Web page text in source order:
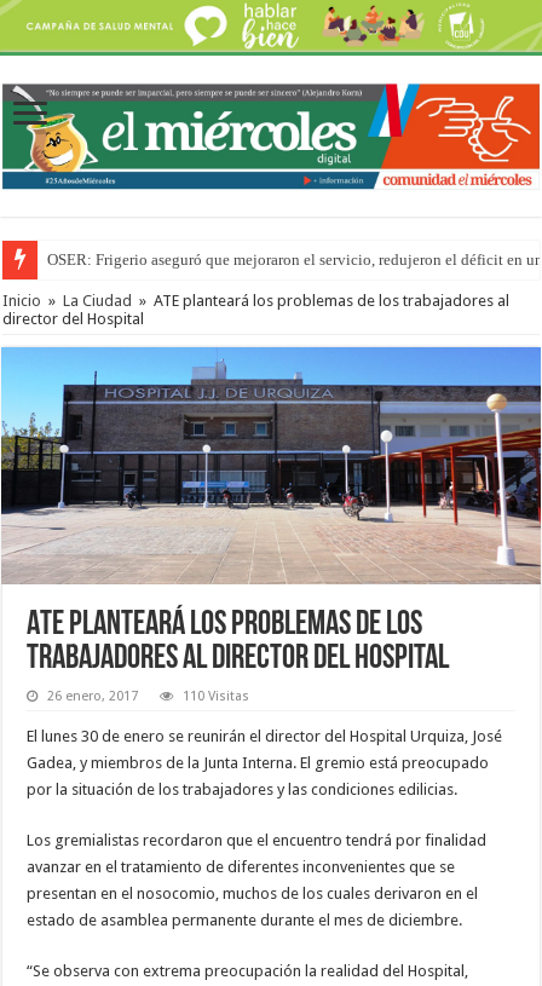
OSER: Frigerio aseguró que mejoraron el servicio, redujeron el déficit en
Inicio » La Ciudad » ATE planteará los problemas de los trabajadores al
director del Hospital
ATE planteará los problemas de los
trabajadores al director del Hospital
26 enero, 2017 110 Visitas
El lunes 30 de enero se reunirán el director del Hospital Urquiza, José
Gadea, y miembros de la Junta Interna. El gremio está preocupado
por la situación de los trabajadores y las condiciones edilicias.
Los gremialistas recordaron que el encuentro tendrá por finalidad
avanzar en el tratamiento de diferentes inconvenientes que se
presentan en el nosocomio, muchos de los cuales derivaron en el
estado de asamblea permanente durante el mes de diciembre.
“Se observa con extrema preocupación la realidad del Hospital,